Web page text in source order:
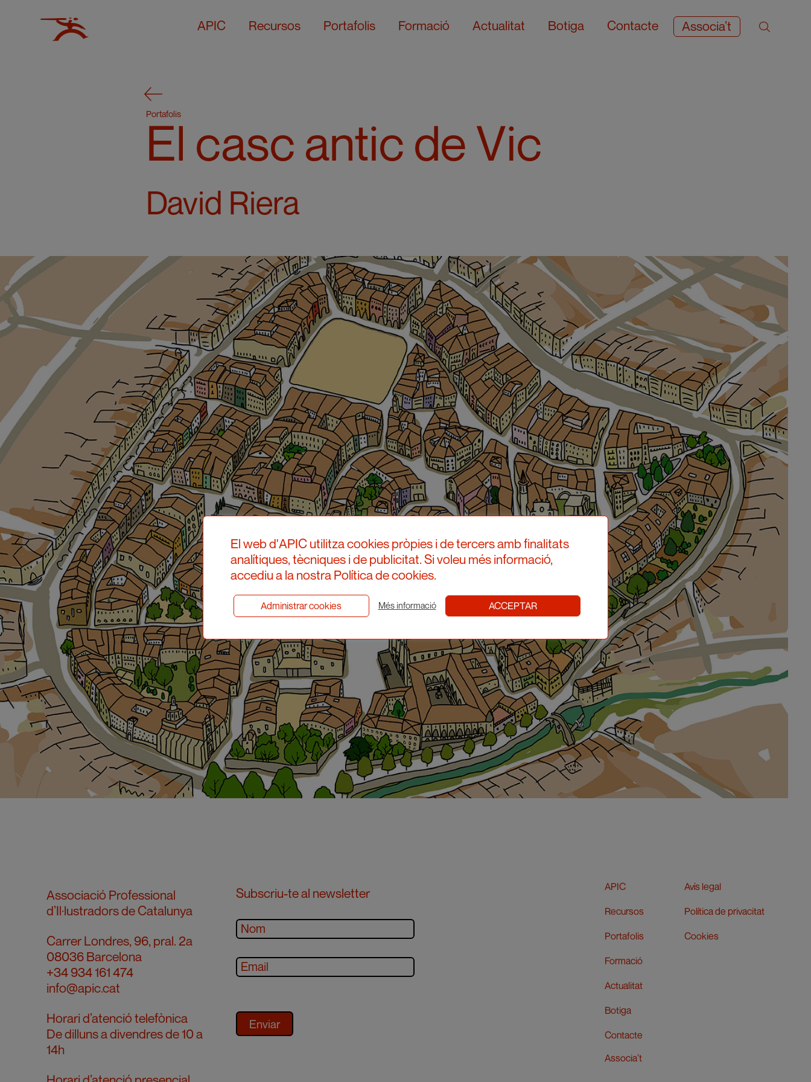
APIC Recursos Portafolis Formació Actualitat Botiga Contacte Associa’t
Portafolis
El casc antic de Vic
David Riera
Associació Professional
d’Il·lustradors de Catalunya
Carrer Londres, 96, pral. 2a
08036 Barcelona
+34 934 161 474
info@apic.cat
Horari d’atenció telefònica
De dilluns a divendres de 10 a
14h
Subscriu-te al newsletter APIC
Recursos
Portafolis
Formació
Actualitat
Botiga
Contacte
Associa’t
Avís legal
Política de privacitat
Cookies
El web d'APIC utilitza cookies pròpies i de tercers amb finalitats
analítiques, tècniques i de publicitat. Si voleu més informació,
accediu a la nostra Política de cookies.
Administrar cookies Més informació ACCEPTAR